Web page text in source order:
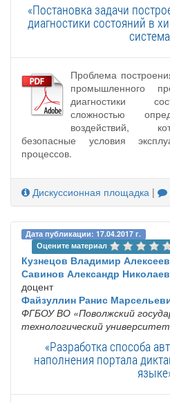
«Постановка задачи
диагностики состояний в
Проблема
промышленного
диагностики
сложностью
воздействий,
безопасные условия
процессов.
Дискуссионная площадка |
Дата публикации: 17.04.2017 г.
Оцените материал
Кузнецов Владимир
Савинов Александр
доцент
Файзуллин Ранис
ФГБОУ ВО «Поволжский
технологический
«Разработка способа
наполнения портала